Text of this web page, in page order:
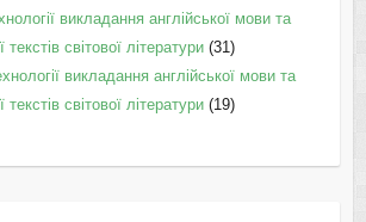
викладання англійської мови та
текстів світової літератури(31)
викладання англійської мови та
текстів світової літератури(19)